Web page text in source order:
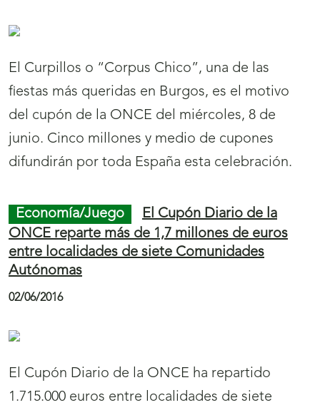
El Curpillos o “Corpus Chico”, una de las
fiestas más queridas en Burgos, es el motivo
del cupón de la ONCE del miércoles, 8 de
junio. Cinco millones y medio de cupones
difundirán por toda España esta celebración.
Economía/Juego
El Cupón Diario de la
ONCE reparte más de 1,7 millones de euros
entre localidades de siete Comunidades
Autónomas
02/06/2016
El Cupón Diario de la ONCE ha repartido
1.715.000 euros entre localidades de siete